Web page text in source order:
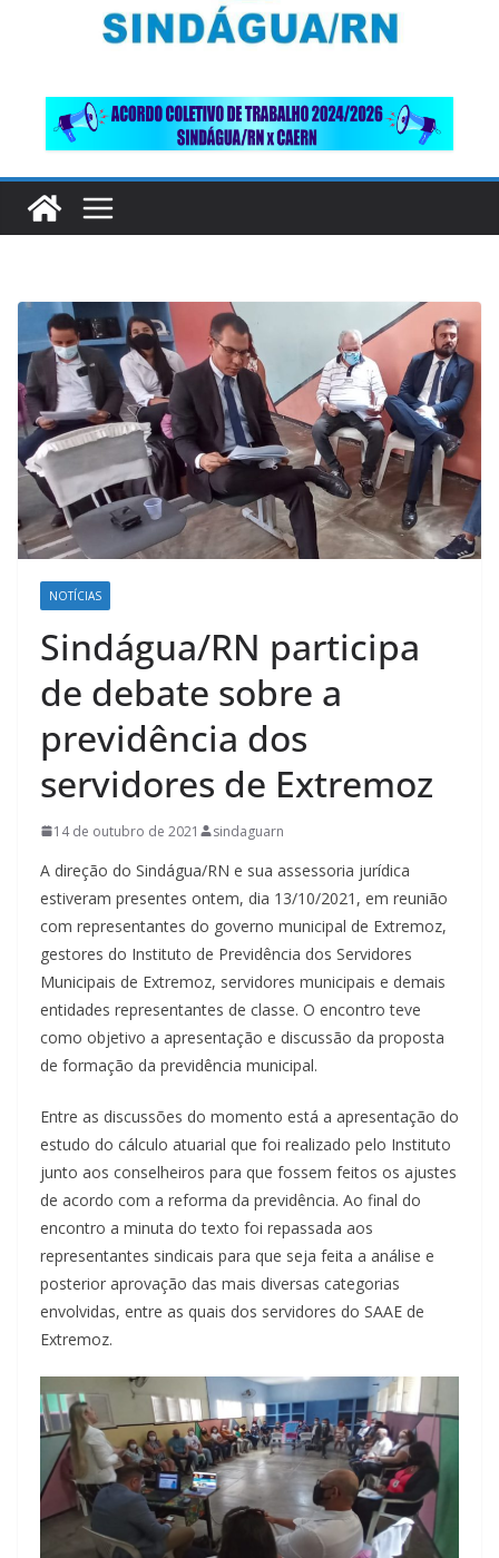
NOTÍCIAS
Sindágua/RN participa
de debate sobre a
previdência dos
servidores de Extremoz
14 de outubro de 2021 sindaguarn
A direção do Sindágua/RN e sua assessoria jurídica
estiveram presentes ontem, dia 13/10/2021, em reunião
com representantes do governo municipal de Extremoz,
gestores do Instituto de Previdência dos Servidores
Municipais de Extremoz, servidores municipais e demais
entidades representantes de classe. O encontro teve
como objetivo a apresentação e discussão da proposta
de formação da previdência municipal.
Entre as discussões do momento está a apresentação do
estudo do cálculo atuarial que foi realizado pelo Instituto
junto aos conselheiros para que fossem feitos os ajustes
de acordo com a reforma da previdência. Ao final do
encontro a minuta do texto foi repassada aos
representantes sindicais para que seja feita a análise e
posterior aprovação das mais diversas categorias
envolvidas, entre as quais dos servidores do SAAE de
Extremoz.